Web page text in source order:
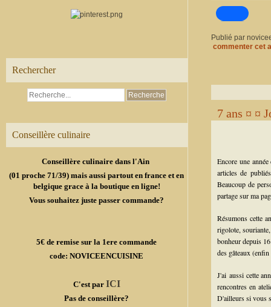
Rechercher
Conseillère culinaire
Conseillère culinaire dans l'Ain
(01 proche 71/39) mais aussi partout en france et en
belgique grace à la boutique en ligne!
Vous souhaitez juste passer commande?
5€ de remise sur la 1ere commande
code: NOVICEENCUISINE
C'est par ICI
Pas de conseillère?
Publié par
commenter cet
7 ans ¤ ¤
Encore une
articles de
Beaucoup de
partage sur ma
Résumons cette
rigolote,
bonheur depuis
des gâteaux
J'ai aussi cette
rencontres en
D'ailleurs si vous